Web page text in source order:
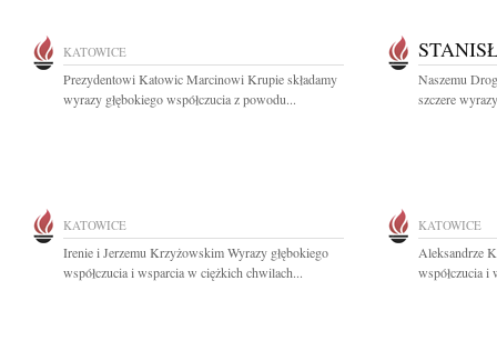
KATOWICE
Prezydentowi Katowic Marcinowi Krupie składamy
wyrazy głębokiego współczucia z powodu...
Naszemu
szczere
KATOWICE
Irenie i Jerzemu Krzyżowskim Wyrazy głębokiego
współczucia i wsparcia w ciężkich chwilach...
KATOWICE
Aleksandrze
współczucia i